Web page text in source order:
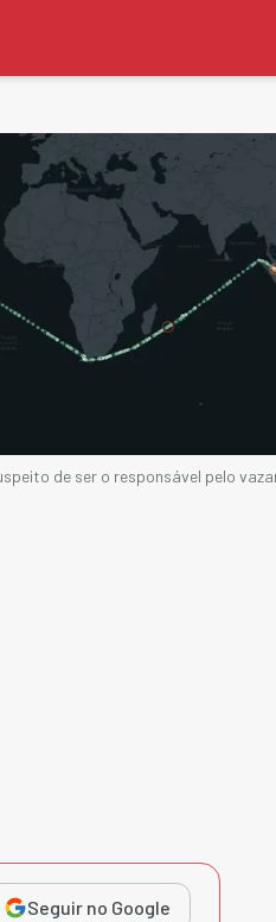
de ser o responsável pelo
Seguir no Google